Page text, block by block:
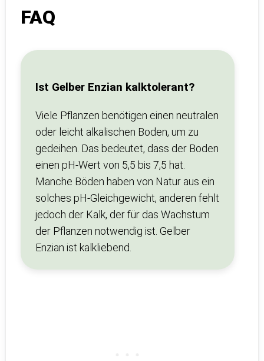
FAQ
Ist Gelber Enzian kalktolerant?
Viele Pflanzen benötigen einen neutralen
oder leicht alkalischen Boden, um zu
gedeihen. Das bedeutet, dass der Boden
einen pH-Wert von 5,5 bis 7,5 hat.
Manche Böden haben von Natur aus ein
solches pH-Gleichgewicht, anderen fehlt
jedoch der Kalk, der für das Wachstum
der Pflanzen notwendig ist. Gelber
Enzian ist kalkliebend.